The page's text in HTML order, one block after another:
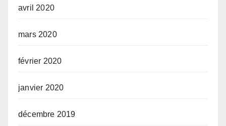
avril 2020
mars 2020
février 2020
janvier 2020
décembre 2019